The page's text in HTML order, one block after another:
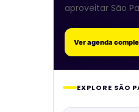
aproveitar São
Ver agenda
EXPLORE SÃO